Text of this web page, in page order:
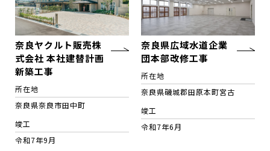
奈良ヤクルト販売株
式会社 本社建替計画
新築工事
所在地
奈良県奈良市田中町
竣工
令和7年9月
奈良県広域水道企業
団本部改修工事
所在地
奈良県磯城郡田原本町宮古
竣工
令和7年6月